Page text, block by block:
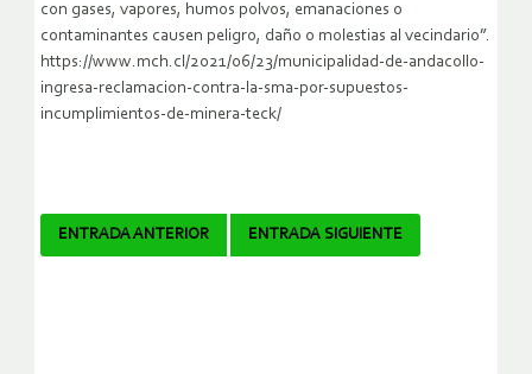
con gases, vapores, humos polvos, emanaciones o
contaminantes causen peligro, daño o molestias al vecindario”.
https://www.mch.cl/2021/06/23/municipalidad-de-andacollo-
ingresa-reclamacion-contra-la-sma-por-supuestos-
incumplimientos-de-minera-teck/
Navegador
ENTRADA ANTERIOR ENTRADA SIGUIENTE